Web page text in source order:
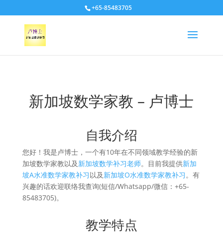
+65-85483705
新加坡数学家教 – 卢博士
自我介绍
您好！我是卢博士，一个有10年在不同领域教学经验的新
加坡数学家教以及新加坡数学补习老师。目前我提供新加
坡A水准数学家教补习以及新加坡O水准数学家教补习。有
兴趣的话欢迎联络我查询(短信/Whatsapp/微信：+65-
85483705)。
教学特点